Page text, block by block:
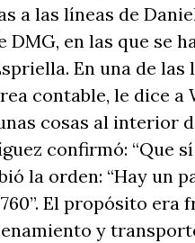
a las líneas de
en las que se
En una de
contable, le dice a
cosas al interior
confirmó: “Que
la orden: “Hay un
El propósito era
y